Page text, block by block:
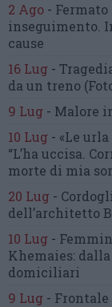
2 Ago - Fermato
inseguimento.
cause
16 Lug -
da un treno
9 Lug - Malore
10 Lug - «Le
“L’ha uccisa.
morte di mia
20 Lug -
dell’architetto
10 Lug -
Khemaies:
domiciliari
9 Lug - Frontale